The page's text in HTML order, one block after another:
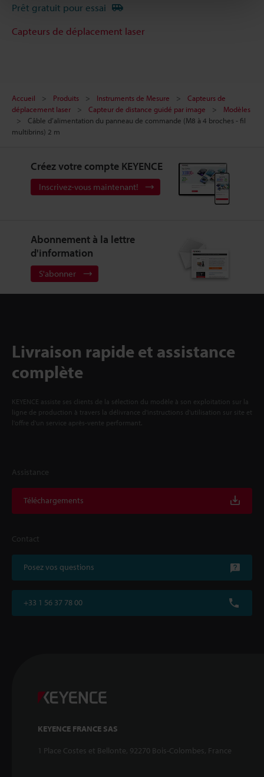
Prêt gratuit pour essai
Capteurs de déplacement laser
Accueil Produits Instruments de Mesure
Capteurs de
déplacement laser
Capteur de distance guidé par image
Modèles
Câble d’alimentation du panneau de commande (M8 à 4 broches - fil
multibrins) 2 m
Créez votre compte KEYENCE
Inscrivez-vous maintenant!
Abonnement à la lettre
d'information
S'abonner
Livraison rapide et assistance
complète
KEYENCE assiste ses clients de la sélection du modèle à son exploitation sur la
ligne de production à travers la délivrance d'instructions d'utilisation sur site et
l'offre d'un service après-vente performant.
Assistance
Téléchargements
Contact
Posez vos questions
+33 1 56 37 78 00
KEYENCE FRANCE SAS
1 Place Costes et Bellonte, 92270 Bois-Colombes, France